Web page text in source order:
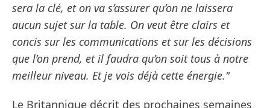
sera la clé, et on va s’assurer qu’on ne laissera
aucun sujet sur la table. On veut être clairs et
concis sur les communications et sur les décisions
que l’on prend, et il faudra qu’on soit tous à notre
meilleur niveau. Et je vois déjà cette énergie."
Le Britannique décrit des prochaines semaines